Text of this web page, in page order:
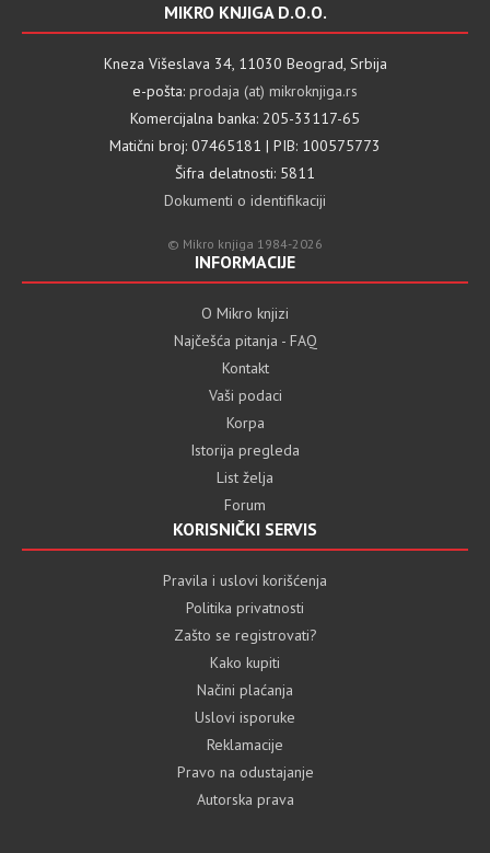
MIKRO KNJIGA D.O.O.
Kneza Višeslava 34, 11030 Beograd, Srbija
e-pošta: prodaja (at) mikroknjiga.rs
Komercijalna banka: 205-33117-65
Matični broj: 07465181 | PIB: 100575773
Šifra delatnosti: 5811
Dokumenti o identifikaciji
© Mikro knjiga 1984-2026
INFORMACIJE
O Mikro knjizi
Najčešća pitanja - FAQ
Kontakt
Vaši podaci
Korpa
Istorija pregleda
List želja
Forum
KORISNIČKI SERVIS
Pravila i uslovi korišćenja
Politika privatnosti
Zašto se registrovati?
Kako kupiti
Načini plaćanja
Uslovi isporuke
Reklamacije
Pravo na odustajanje
Autorska prava